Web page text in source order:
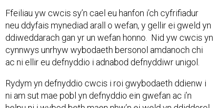
Ffeiliau yw cwcis sy’n cael eu hanfon i’ch cyfrifiadur
neu ddyfais mynediad arall o wefan, y gellir ei gweld yn
ddiweddarach gan yr un wefan honno. Nid yw cwcis yn
cynnwys unrhyw wybodaeth bersonol amdanoch chi
ac ni ellir eu defnyddio i adnabod defnyddiwr unigol.
Rydym yn defnyddio cwcis i roi gwybodaeth ddienw i
ni am sut mae pobl yn defnyddio ein gwefan ac i’n